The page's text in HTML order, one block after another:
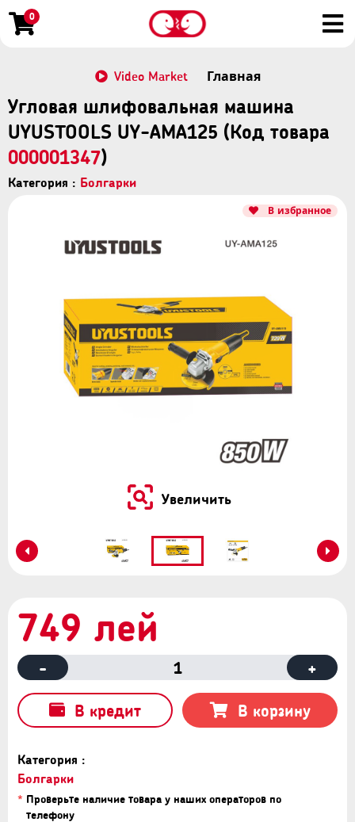
0
Video Market Главная
Угловая шлифовальная машина
UYUSTOOLS UY-AMA125 (Код товара
000001347)
Категория : Болгарки
В избранное
Увеличить
Категория :
Болгарки
* Проверьте наличие товара у наших операторов по
телефону
749 лей
- 1 +
В кредит В корзину